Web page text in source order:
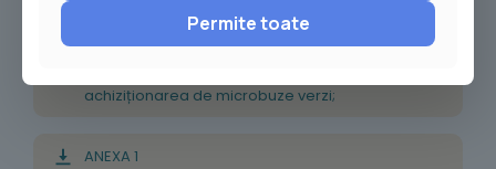
6. Actualizarea cadrului legislativ pentru a asigura
standarde ecologice de proiectare, construcție și
dotare în sistemul de învățământ preuniversitar,
achiziționarea de microbuze verzi;
ANEXA 1
Permite toate